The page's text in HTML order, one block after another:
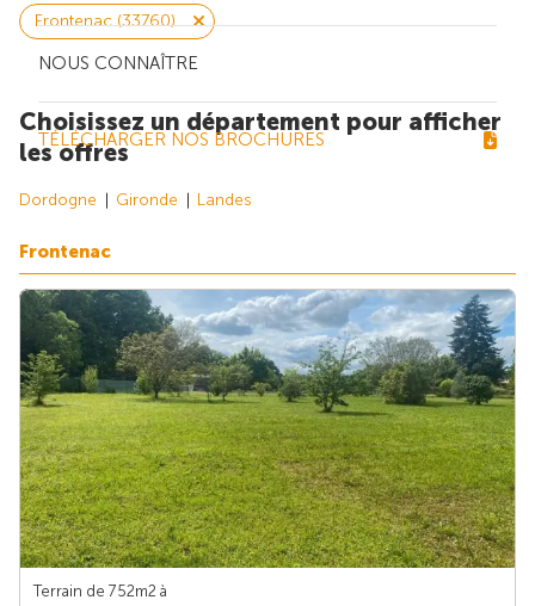
NOUS CONNAÎTRE
TÉLÉCHARGER NOS BROCHURES
Frontenac (33760)
Choisissez un département pour afficher
les offres
Dordogne Gironde Landes
Frontenac
Terrain de 752m2 à